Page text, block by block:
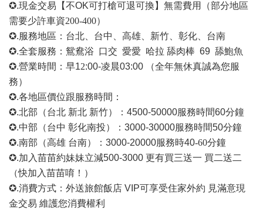
✪.現金交易【不OK可打槍可退可換】無需費用
（部分地區
需要少許車資200-400）
✪.服務地區：台北、台中、高雄、新竹、彰化、台南
✪.全套服務：鴛鴦浴 口交 愛愛 哈拉 舔肉棒 69 舔鮑魚
✪.營業時間：早12:00-凌晨03:00 （全年無休真誠為您服
務）
✪.各地區價位跟服務時間：
✪.北部（台北 新北 新竹）：4500-50000服務時間60分鐘
✪.中部（台中 彰化南投）：3000-30000服務時間50分鐘
✪.南部（高雄 台南）：3000-20000服務時40-60分鐘
✪.加入苗苗約妹妹立減500-3000 更有買三送一 買二送二
（快加入苗苗唷！）
✪.消費方式：外送旅館飯店 VIP可享受住家外約 見滿意現
金交易 維護您消費權利